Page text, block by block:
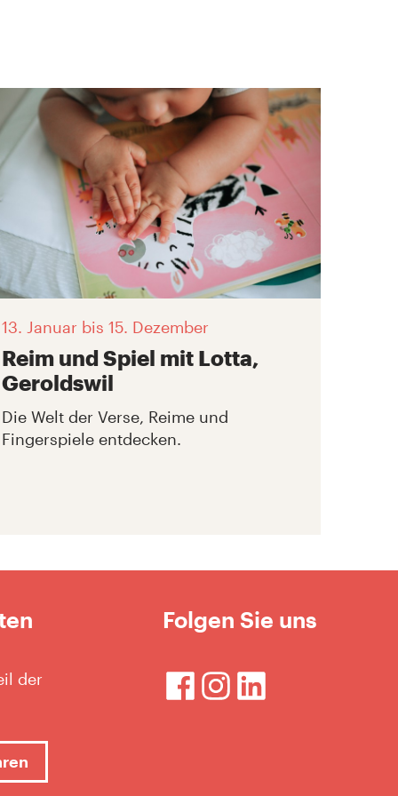
13. Januar bis 15. Dezember
Reim und Spiel mit Lotta,
Geroldswil
Die Welt der Verse, Reime und
Fingerspiele entdecken.
der
Folgen Sie uns